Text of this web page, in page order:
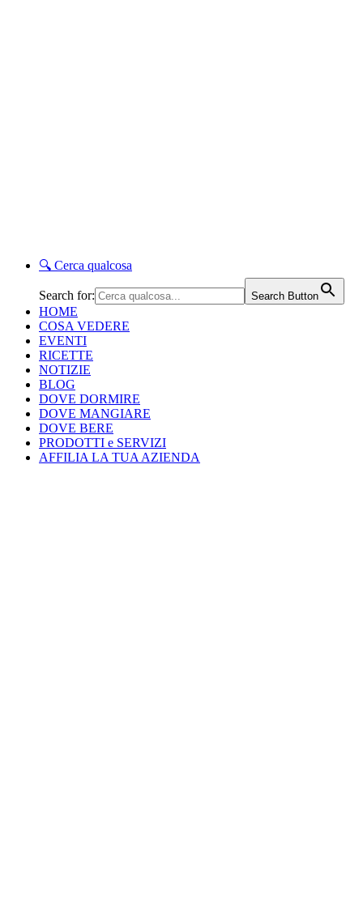
🔍 Cerca qualcosa
Search for: Search Button
HOME
COSA VEDERE
EVENTI
RICETTE
NOTIZIE
BLOG
DOVE DORMIRE
DOVE MANGIARE
DOVE BERE
PRODOTTI e SERVIZI
AFFILIA LA TUA AZIENDA